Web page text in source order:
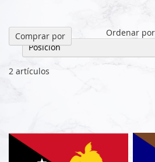
2 artículos
Ordenar por
Comprar por